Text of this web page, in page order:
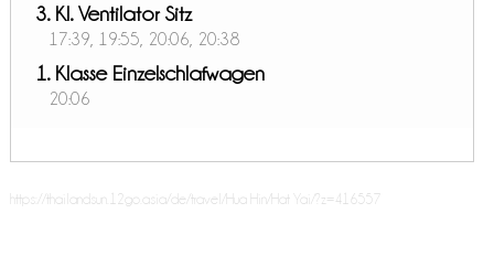
3. Kl. Ventilator Sitz
17:39, 19:55, 20:06, 20:38
1. Klasse Einzelschlafwagen
20:06
https://thailandsun.12go.asia/de/travel/Hua Hin/Hat Yai/?z=416557